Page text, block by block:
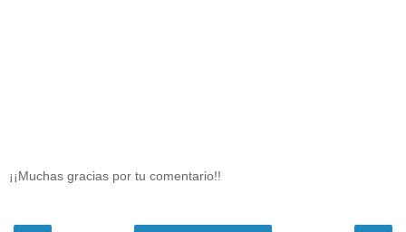
¡¡Muchas gracias por tu comentario!!